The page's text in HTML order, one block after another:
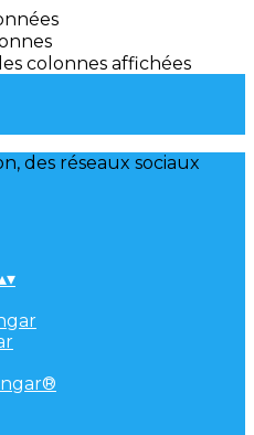
colonnes affichées
des réseaux sociaux
▾